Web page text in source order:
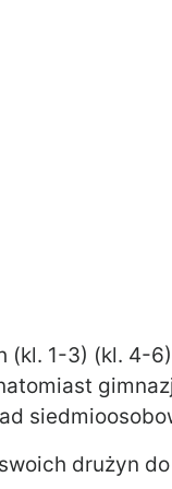
(kl. 1-3) (kl. 4-
swoich drużyn do